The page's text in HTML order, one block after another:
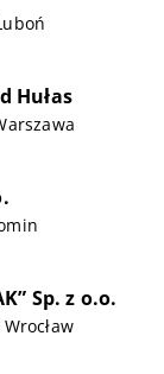
Hułas
Sp. z o.o.